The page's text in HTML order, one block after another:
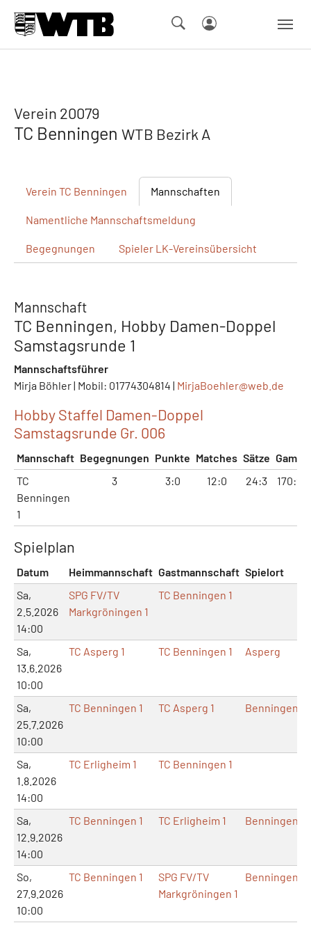
Verein 20079
TC Benningen WTB Bezirk A
Verein TC Benningen Mannschaften
Namentliche Mannschaftsmeldung
Begegnungen Spieler LK-Vereinsübersicht
Mannschaft
TC Benningen, Hobby Damen-Doppel
Samstagsrunde 1
Mannschaftsführer
Mirja Böhler | Mobil: 01774304814 | MirjaBoehler@web.de
Hobby Staffel Damen-Doppel
Samstagsrunde Gr. 006
Mannschaft Begegnungen Punkte Matches Sätze Games
TC
Benningen
1
3 3:0 12:0 24:3 170:95
Spielplan
Datum Heimmannschaft Gastmannschaft Spielort
Sa,
2.5.2026
14:00
SPG FV/TV
Markgröningen 1
TC Benningen 1
Sa,
13.6.2026
10:00
TC Asperg 1 TC Benningen 1 Asperg
Sa,
25.7.2026
10:00
TC Benningen 1 TC Asperg 1 Benningen
Sa,
1.8.2026
14:00
TC Erligheim 1 TC Benningen 1
Sa,
12.9.2026
14:00
TC Benningen 1 TC Erligheim 1 Benningen
So,
27.9.2026
10:00
TC Benningen 1
SPG FV/TV
Markgröningen 1
Benningen